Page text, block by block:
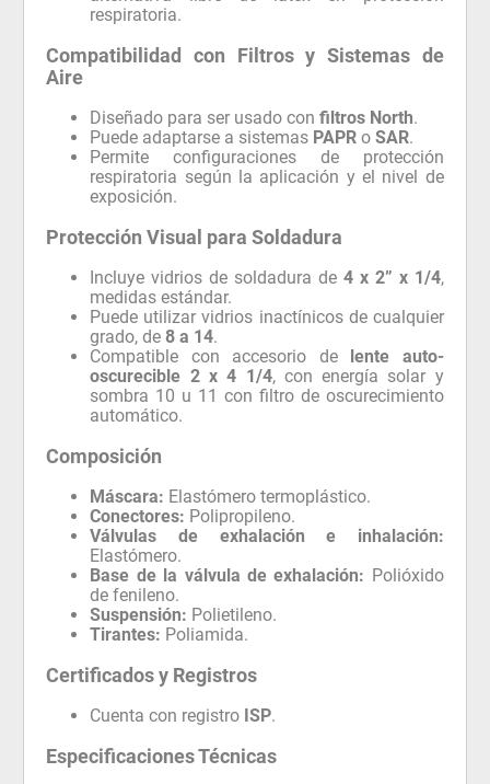
respiratoria.
Compatibilidad con Filtros y Sistemas de
Aire
Diseñado para ser usado confiltros North.
Puede adaptarse a sistemas PAPR oSAR.
Permite configuraciones de protección
respiratoria según la aplicación y el nivel de
exposición.
Protección Visual para Soldadura
Incluye vidrios de soldadura de 4 x 2” x 1/4,
medidas estándar.
Puede utilizar vidrios inactínicos de cualquier
grado, de8 a 14.
Compatible con accesorio de lente auto-
oscurecible 2 x 4 1/4, con energía solar y
sombra 10 u 11 con filtro de oscurecimiento
automático.
Composición
Máscara: Elastómero termoplástico.
Conectores: Polipropileno.
Válvulas de exhalación e inhalación:
Elastómero.
Base de la válvula de exhalación: Polióxido
de fenileno.
Suspensión: Polietileno.
Tirantes: Poliamida.
Certificados y Registros
Cuenta con registro ISP.
Especificaciones Técnicas